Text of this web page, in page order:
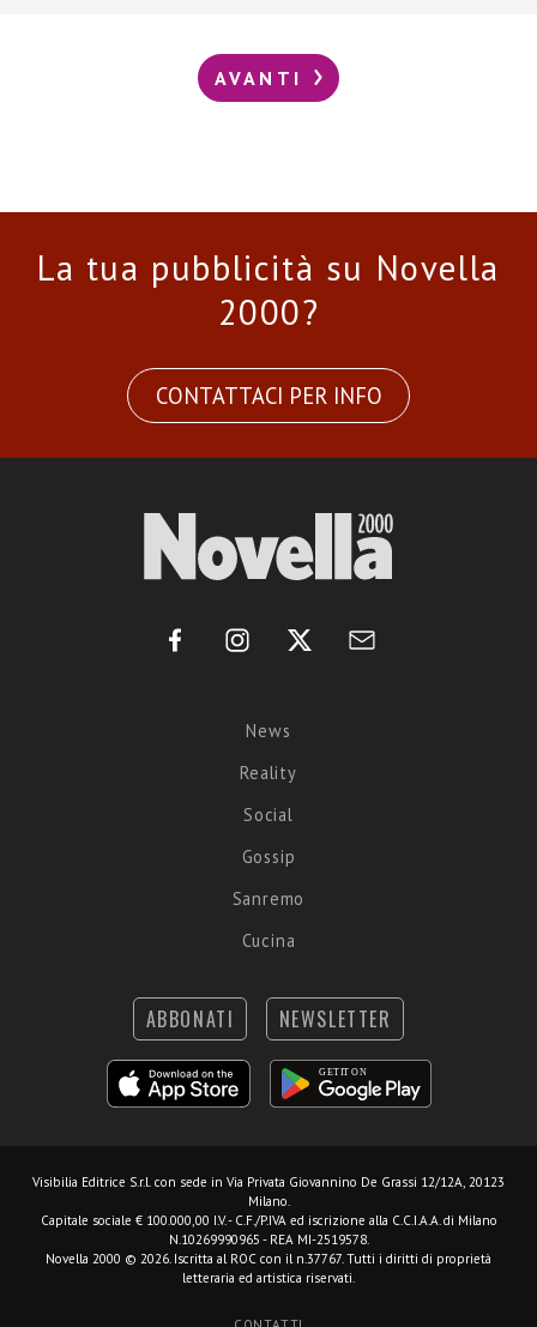
AVANTI
La tua pubblicità su Novella
2000?
CONTATTACI PER INFO
News
Reality
Social
Gossip
Sanremo
Cucina
ABBONATI NEWSLETTER
Visibilia Editrice S.r.l. con sede in Via Privata Giovannino De Grassi 12/12A, 20123
Milano.
Capitale sociale € 100.000,00 I.V. - C.F./P.IVA ed iscrizione alla C.C.I.A.A. di Milano
N.10269990965 - REA MI-2519578.
Novella 2000 © 2026. Iscritta al ROC con il n.37767. Tutti i diritti di proprietà
letteraria ed artistica riservati.